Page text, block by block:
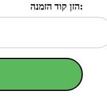
הזן קוד הזמנה: